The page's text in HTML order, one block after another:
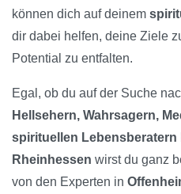
können dich auf deinem
dir dabei helfen, deine Ziele
Potential zu entfalten.
Egal, ob du auf der Suche
Hellsehern, Wahrsagern,
spirituellen Lebensberatern
Rheinhessen wirst du ganz
von den Experten in